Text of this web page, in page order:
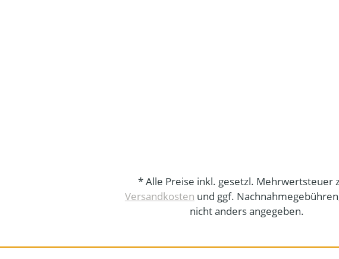
* Alle Preise inkl. gesetzl. Mehrwertsteuer
Versandkosten und ggf.
nicht anders angegeben.